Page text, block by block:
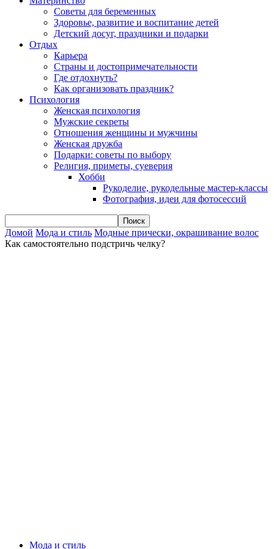
Советы для беременных
Здоровье, развитие и воспитание детей
Детский досуг, праздники и подарки
Отдых
Карьера
Страны и достопримечательности
Где отдохнуть?
Как организовать праздник?
Психология
Женская психология
Мужские секреты
Отношения женщины и мужчины
Женская дружба
Подарки: советы по выбору
Религия, приметы, суеверия
Хобби
Рукоделие, рукодельные мастер-классы
Фотография, идеи для фотосессий
Домой Мода и стиль Модные прически, окрашивание волос
Как самостоятельно подстричь челку?
Мода и стиль